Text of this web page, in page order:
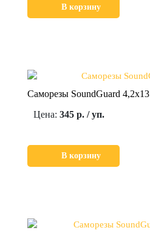
В корзину
Саморезы SoundGuard 4,2х13
Цена: 345 р. / уп.
В корзину